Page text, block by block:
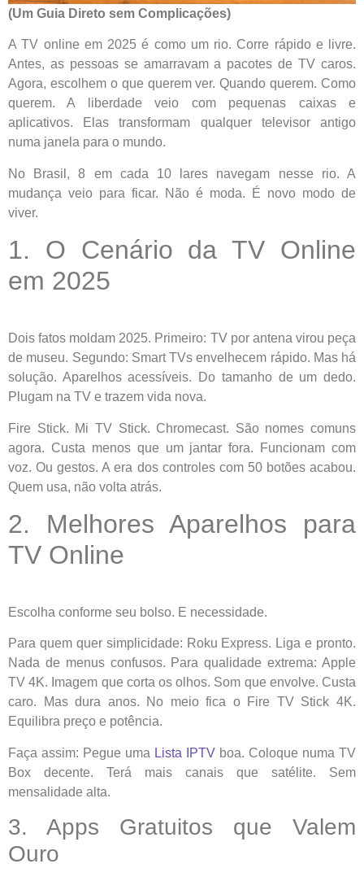
(Um Guia Direto sem Complicações)
A TV online em 2025 é como um rio. Corre rápido e livre.
Antes, as pessoas se amarravam a pacotes de TV caros.
Agora, escolhem o que querem ver. Quando querem. Como
querem. A liberdade veio com pequenas caixas e
aplicativos. Elas transformam qualquer televisor antigo
numa janela para o mundo.
No Brasil, 8 em cada 10 lares navegam nesse rio. A
mudança veio para ficar. Não é moda. É novo modo de
viver.
1. O Cenário da TV Online
em 2025
Dois fatos moldam 2025. Primeiro: TV por antena virou peça
de museu. Segundo: Smart TVs envelhecem rápido. Mas há
solução. Aparelhos acessíveis. Do tamanho de um dedo.
Plugam na TV e trazem vida nova.
Fire Stick. Mi TV Stick. Chromecast. São nomes comuns
agora. Custa menos que um jantar fora. Funcionam com
voz. Ou gestos. A era dos controles com 50 botões acabou.
Quem usa, não volta atrás.
2. Melhores Aparelhos para
TV Online
Escolha conforme seu bolso. E necessidade.
Para quem quer simplicidade: Roku Express. Liga e pronto.
Nada de menus confusos. Para qualidade extrema: Apple
TV 4K. Imagem que corta os olhos. Som que envolve. Custa
caro. Mas dura anos. No meio fica o Fire TV Stick 4K.
Equilibra preço e potência.
Faça assim: Pegue uma Lista IPTV boa. Coloque numa TV
Box decente. Terá mais canais que satélite. Sem
mensalidade alta.
3. Apps Gratuitos que Valem
Ouro